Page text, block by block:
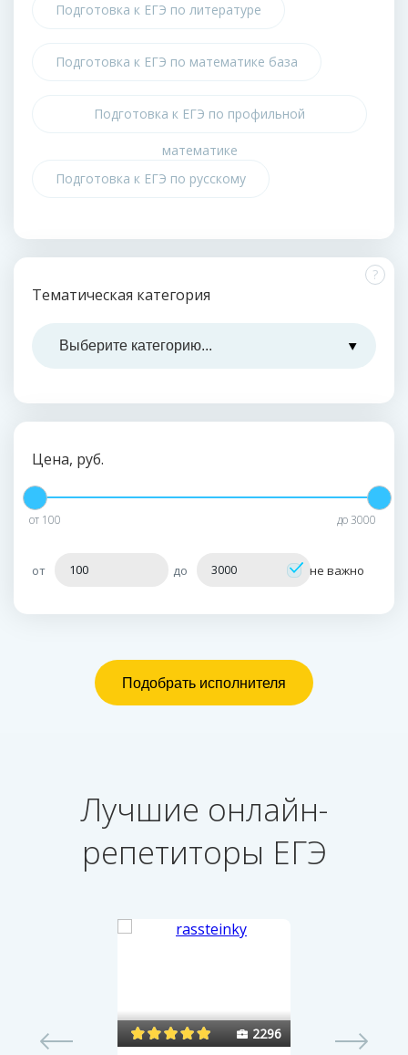
Подготовка к ЕГЭ по литературе
Подготовка к ЕГЭ по математике база
Подготовка к ЕГЭ по профильной
математике
Подготовка к ЕГЭ по русскому
Тематическая категория
?
Цена, руб.
от 100 до3000
от до не важно
Лучшие онлайн-
репетиторы ЕГЭ
2296